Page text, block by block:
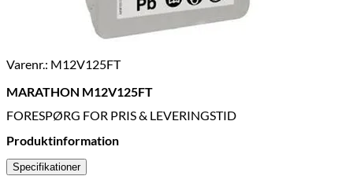
Varenr.: M12V125FT
MARATHON M12V125FT
FORESPØRG FOR PRIS & LEVERINGSTID
Produktinformation
Specifikationer